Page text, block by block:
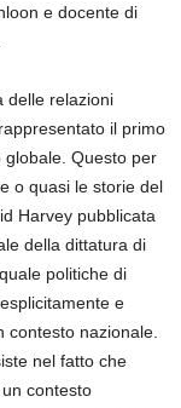
e docente di
delle relazioni
il primo
Questo per
o quasi le storie del
Harvey pubblicata
della dittatura di
politiche di
e
contesto nazionale.
nel fatto che
contesto